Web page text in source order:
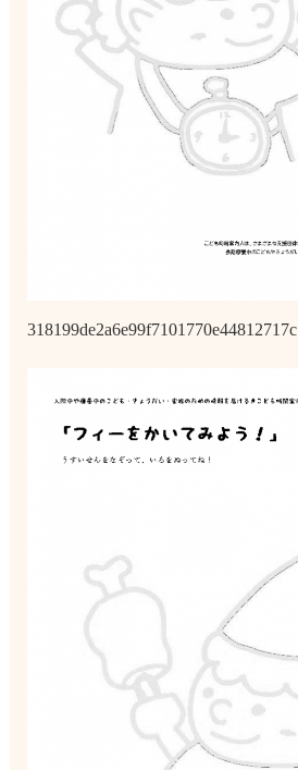
318199de2a6e99f7101770e44812717c